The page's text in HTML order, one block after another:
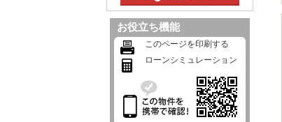
お役立ち機能
このページを印刷する
ローンシミュレーション